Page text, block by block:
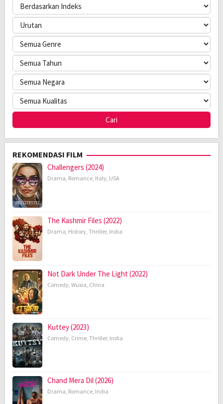
REKOMENDASI FILM
Challengers (2024)
Drama, Romance, Italy, USA
The Kashmir Files (2022)
Drama, History, Thriller, India
Not Dark Under The Light (2022)
Comedy, Wuxia, China
Kuttey (2023)
Comedy, Crime, Thriller, India
Chand Mera Dil (2026)
Drama, Romance, India